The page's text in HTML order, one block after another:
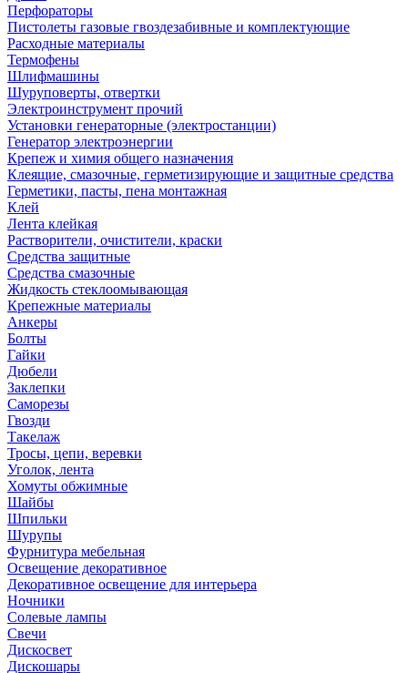
Перфораторы
Пистолеты газовые гвоздезабивные и комплектующие
Расходные материалы
Термофены
Шлифмашины
Шуруповерты, отвертки
Электроинструмент прочий
Установки генераторные (электростанции)
Генератор электроэнергии
Крепеж и химия общего назначения
Клеящие, смазочные, герметизирующие и защитные средства
Герметики, пасты, пена монтажная
Клей
Лента клейкая
Растворители, очистители, краски
Средства защитные
Средства смазочные
Жидкость стеклоомывающая
Крепежные материалы
Анкеры
Болты
Гайки
Дюбели
Заклепки
Саморезы
Гвозди
Такелаж
Тросы, цепи, веревки
Уголок, лента
Хомуты обжимные
Шайбы
Шпильки
Шурупы
Фурнитура мебельная
Освещение декоративное
Декоративное освещение для интерьера
Ночники
Солевые лампы
Свечи
Дискосвет
Дискошары